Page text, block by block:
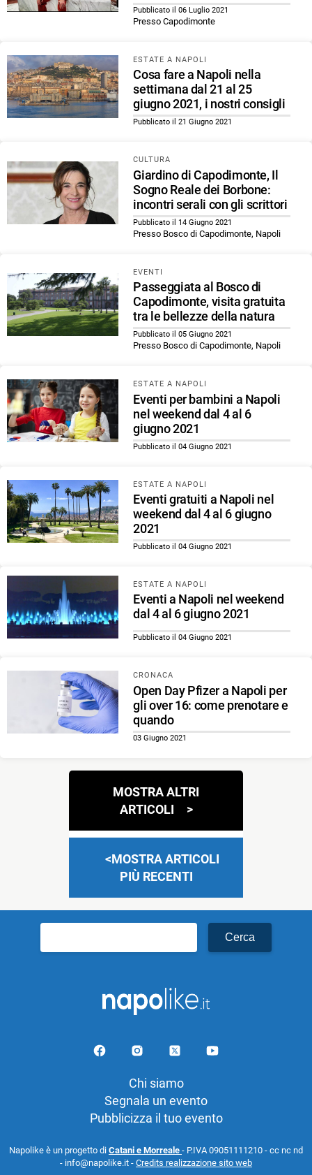
Pubblicato il 06 Luglio 2021
Presso Capodimonte
ESTATE A NAPOLI
Cosa fare a Napoli nella
settimana dal 21 al 25
giugno 2021, i nostri consigli
Pubblicato il 21 Giugno 2021
CULTURA
Giardino di Capodimonte, Il
Sogno Reale dei Borbone:
incontri serali con gli scrittori
Pubblicato il 14 Giugno 2021
Presso Bosco di Capodimonte, Napoli
EVENTI
Passeggiata al Bosco di
Capodimonte, visita gratuita
tra le bellezze della natura
Pubblicato il 05 Giugno 2021
Presso Bosco di Capodimonte, Napoli
ESTATE A NAPOLI
Eventi per bambini a Napoli
nel weekend dal 4 al 6
giugno 2021
Pubblicato il 04 Giugno 2021
ESTATE A NAPOLI
Eventi gratuiti a Napoli nel
weekend dal 4 al 6 giugno
2021
Pubblicato il 04 Giugno 2021
ESTATE A NAPOLI
Eventi a Napoli nel weekend
dal 4 al 6 giugno 2021
Pubblicato il 04 Giugno 2021
CRONACA
Open Day Pfizer a Napoli per
gli over 16: come prenotare e
quando
03 Giugno 2021
Navigazione
articoli
MOSTRA ALTRI
ARTICOLI
MOSTRA ARTICOLI
PIÙ RECENTI
per:
Chi siamo
Segnala un evento
Pubblicizza il tuo evento
Napolike è un progetto di Catani e Morreale - P.IVA 09051111210 - cc nc nd
- info@napolike.it - Credits realizzazione sito web